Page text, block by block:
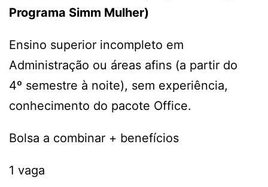
Programa Simm Mulher)
Ensino superior incompleto em
Administração ou áreas afins (a partir do
4º semestre à noite), sem experiência,
conhecimento do pacote Office.
Bolsa a combinar + benefícios
1 vaga